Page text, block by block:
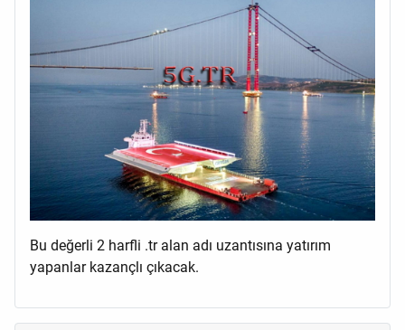
Bu değerli 2 harfli .tr alan adı uzantısına yatırım
yapanlar kazançlı çıkacak.